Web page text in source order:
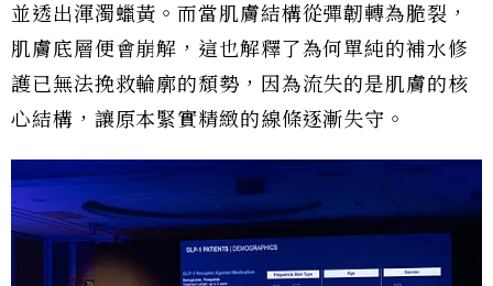
並透出渾濁蠟黃。而當肌膚結構從彈韌轉為脆裂，
肌膚底層便會崩解，這也解釋了為何單純的補水修
護已無法挽救輪廓的頹勢，因為流失的是肌膚的核
心結構，讓原本緊實精緻的線條逐漸失守。